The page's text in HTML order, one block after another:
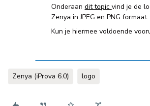
Onderaan dit topic vind je de
Zenya in JPEG en PNG formaat.
Kun je hiermee voldoende
Zenya (iProva 6.0) logo